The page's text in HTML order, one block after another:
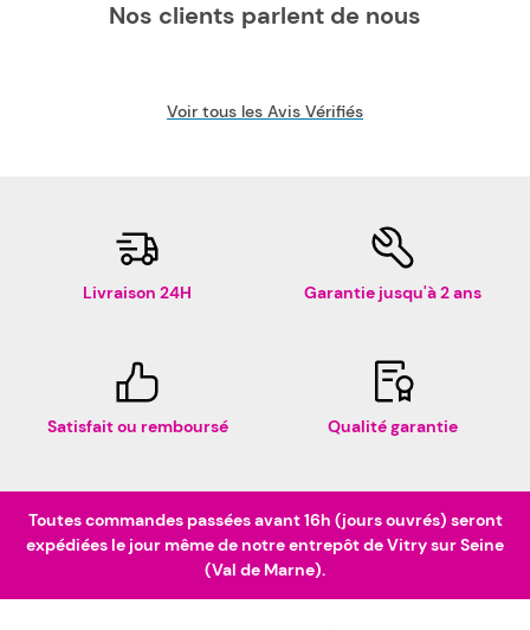
Nos clients parlent de nous
Voir tous les Avis Vérifiés
Livraison 24H Garantie jusqu'à 2 ans
Satisfait ou remboursé Qualité garantie
Toutes commandes passées avant 16h (jours ouvrés) seront
expédiées le jour même de notre entrepôt de Vitry sur Seine
(Val de Marne).